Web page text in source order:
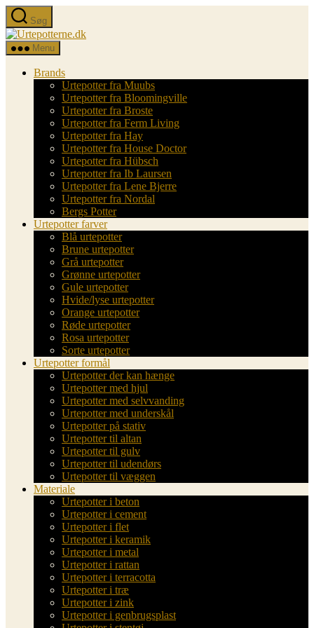
Spring
til
indholdet
Søg
Urtepotterne.dk
Menu
Brands
Urtepotter fra Muubs
Urtepotter fra Bloomingville
Urtepotter fra Broste
Urtepotter fra Ferm Living
Urtepotter fra Hay
Urtepotter fra House Doctor
Urtepotter fra Hübsch
Urtepotter fra Ib Laursen
Urtepotter fra Lene Bjerre
Urtepotter fra Nordal
Bergs Potter
Urtepotter farver
Blå urtepotter
Brune urtepotter
Grå urtepotter
Grønne urtepotter
Gule urtepotter
Hvide/lyse urtepotter
Orange urtepotter
Røde urtepotter
Rosa urtepotter
Sorte urtepotter
Urtepotter formål
Urtepotter der kan hænge
Urtepotter med hjul
Urtepotter med selvvanding
Urtepotter med underskål
Urtepotter på stativ
Urtepotter til altan
Urtepotter til gulv
Urtepotter til udendørs
Urtepotter til væggen
Materiale
Urtepotter i beton
Urtepotter i cement
Urtepotter i flet
Urtepotter i keramik
Urtepotter i metal
Urtepotter i rattan
Urtepotter i terracotta
Urtepotter i træ
Urtepotter i zink
Urtepotter i genbrugsplast